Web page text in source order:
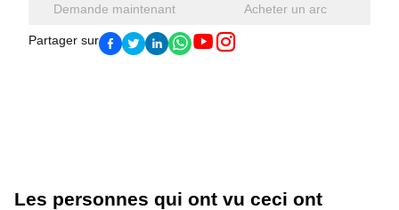
Demande maintenant Acheter un arc
Partager sur
Les personnes qui ont vu ceci ont